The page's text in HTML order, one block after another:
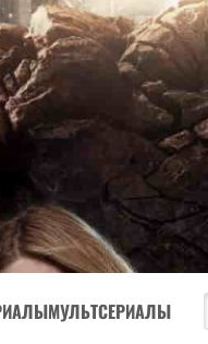
МУЛЬТСЕРИАЛЫ